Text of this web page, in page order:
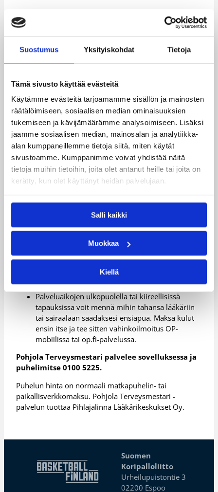
Suostumus Yksityiskohdat Tietoja
Tämä sivusto käyttää evästeitä
Käytämme evästeitä tarjoamamme sisällön ja mainosten
räätälöimiseen, sosiaalisen median ominaisuuksien
tukemiseen ja kävijämäärämme analysoimiseen. Lisäksi
jaamme sosiaalisen median, mainosalan ja analytiikka-
alan kumppaneillemme tietoja siitä, miten käytät
sivustoamme. Kumppanimme voivat yhdistää näitä
tietoja muihin tietoihin, joita olet antanut heille tai joita on
kerätty, kun olet käyttänyt heidän palvelujaan.
Salli kaikki
Muokkaa
Kiellä
In English
Pohjola Sports Cover Product Description
2025-26
Pohjola Try Out Product Description 2025-
26
Sattuiko vahinko? Ota yhteys
Pohjola Terveysmestari -palveluun
Saat Pohjola Terveysmestarilta maksutonta
terveysneuvontaa ja hoidon tarpeen arviointia.
Terveydenhuollon asiantuntija varaa sinulle
tarvittaessa ajan etälääkärille tai
lääkärikumppanimme vastaanotolle.
Terveysmestari varmistaa maksullisten
kattaa ja hoitaa korvausasian puolestasi. Maksat
korvattavasta hoidosta paikan päällä vain
mahdollisen omavastuun.
Jos lääkärikäyntiä ei tarvita, saat selkeät
kotihoito-ohjeet, joiden avulla hoidat itsesi
Palveluaikojen ulkopuolella tai kiireellisissä
tapauksissa voit mennä mihin tahansa lääkäriin
tai sairaalaan saadaksesi ensiapua. Maksa kulut
ensin itse ja tee sitten vahinkoilmoitus OP-
mobiilissa tai op.fi-palvelussa.
Pohjola Terveysmestari palvelee sovelluksessa ja
puhelimitse 0100 5225.
Puhelun hinta on normaali matkapuhelin- tai
paikallisverkkomaksu. Pohjola Terveysmestari -
palvelun tuottaa Pihlajalinna Lääkärikeskukset Oy.
Suomen
Koripalloliitto
Urheilupuistontie 3
02200 Espoo